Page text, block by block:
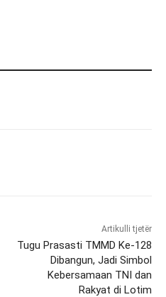
Artikulli tjetër
Tugu Prasasti TMMD Ke-128
Dibangun, Jadi Simbol
Kebersamaan TNI dan
Rakyat di Lotim